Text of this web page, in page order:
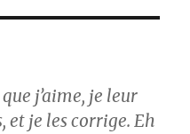
j’aime, je leur
et je les corrige. Eh